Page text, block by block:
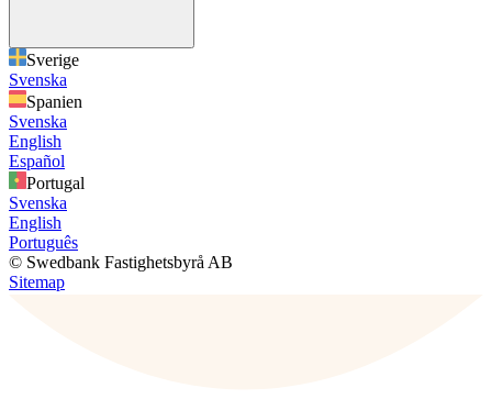
Sverige
Svenska
Spanien
Svenska
English
Español
Portugal
Svenska
English
Português
© Swedbank Fastighetsbyrå AB
Sitemap